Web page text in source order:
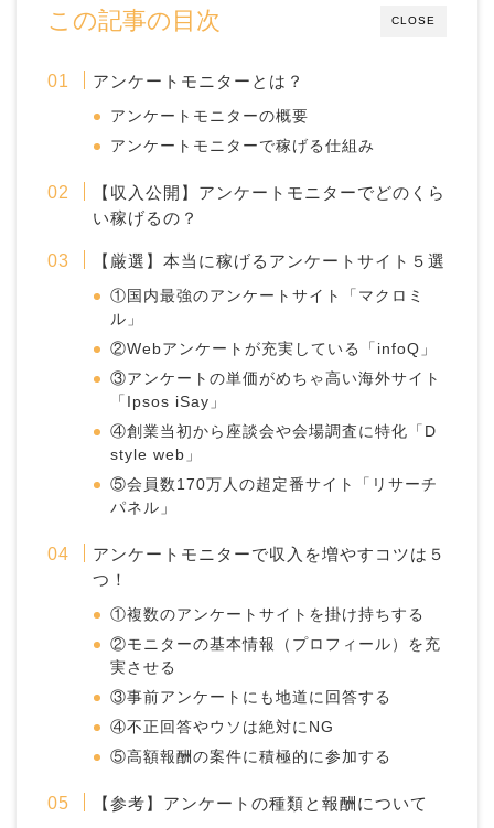
CLOSE
この記事の目次
アンケートモニターとは？
アンケートモニターの概要
アンケートモニターで稼げる仕組み
【収入公開】アンケートモニターでどのくら
い稼げるの？
【厳選】本当に稼げるアンケートサイト５選
①国内最強のアンケートサイト「マクロミ
ル」
②Webアンケートが充実している「infoQ」
③アンケートの単価がめちゃ高い海外サイト
「Ipsos iSay」
④創業当初から座談会や会場調査に特化「D
style web」
⑤会員数170万人の超定番サイト「リサーチ
パネル」
アンケートモニターで収入を増やすコツは５
つ！
①複数のアンケートサイトを掛け持ちする
②モニターの基本情報（プロフィール）を充
実させる
③事前アンケートにも地道に回答する
④不正回答やウソは絶対にNG
⑤高額報酬の案件に積極的に参加する
【参考】アンケートの種類と報酬について